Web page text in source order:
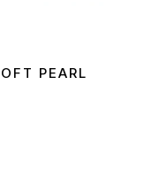
PEARL